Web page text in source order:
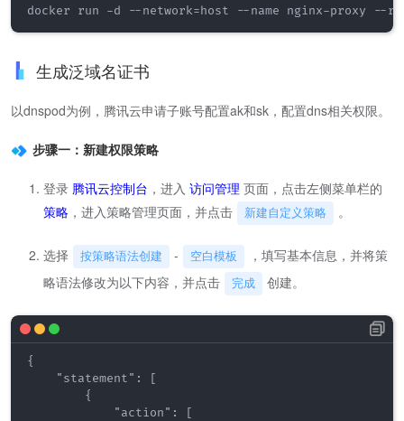
docker run -d --network=host --name nginx-proxy --
生成泛域名证书
以dnspod为例，腾讯云申请子账号配置ak和sk，配置dns相关权限。
步骤一：新建权限策略
登录 腾讯云控制台 ，进入 访问管理 页面，点击左侧菜单栏的
策略 ，进入策略管理页面，并点击 新建自定义策略 。
选择 按策略语法创建 - 空白模板
，填写基本信息，并将策
略语法修改为以下内容，并点击
完成 创建。
{
    "statement": [
        {
            "action": [